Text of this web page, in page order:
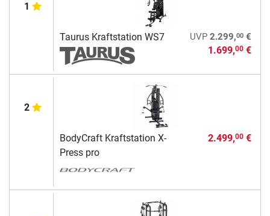
1
Taurus Kraftstation WS7 UVP 2.299,00€
1.699,00€
2
BodyCraft Kraftstation X-
Press pro
2.499,00€